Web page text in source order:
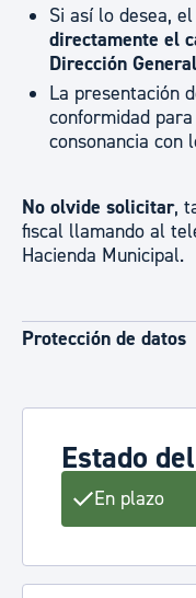
Si así lo desea,
directamente el
Dirección
La presentación
conformidad
consonancia con
No olvide solicitar,
fiscal llamando al
Hacienda Municipal.
Protección de datos
Estado
En plazo